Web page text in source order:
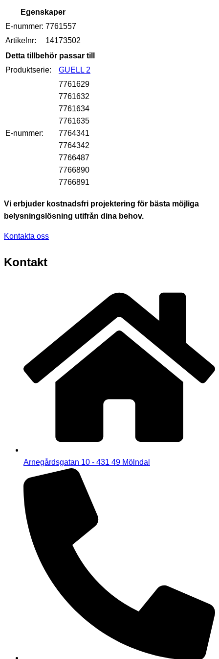
Egenskaper
E-nummer: 7761557
Artikelnr:
14173502
Detta tillbehör passar till
Produktserie:
GUELL 2
E-nummer:
7761629
7761632
7761634
7761635
7764341
7764342
7766487
7766890
7766891
Vi erbjuder kostnadsfri projektering för bästa möjliga
belysningslösning utifrån dina behov.
Kontakta oss
Kontakt
Arnegårdsgatan 10 - 431 49 Mölndal